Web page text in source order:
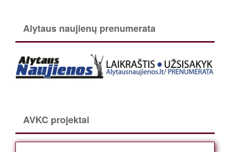
Alytaus naujienų prenumerata
AVKC projektai